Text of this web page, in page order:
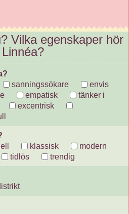
Vilka egenskaper hör
sanningssökare
envis
empatisk
tänker i
excentrisk
klassisk
modern
tidlös trendig